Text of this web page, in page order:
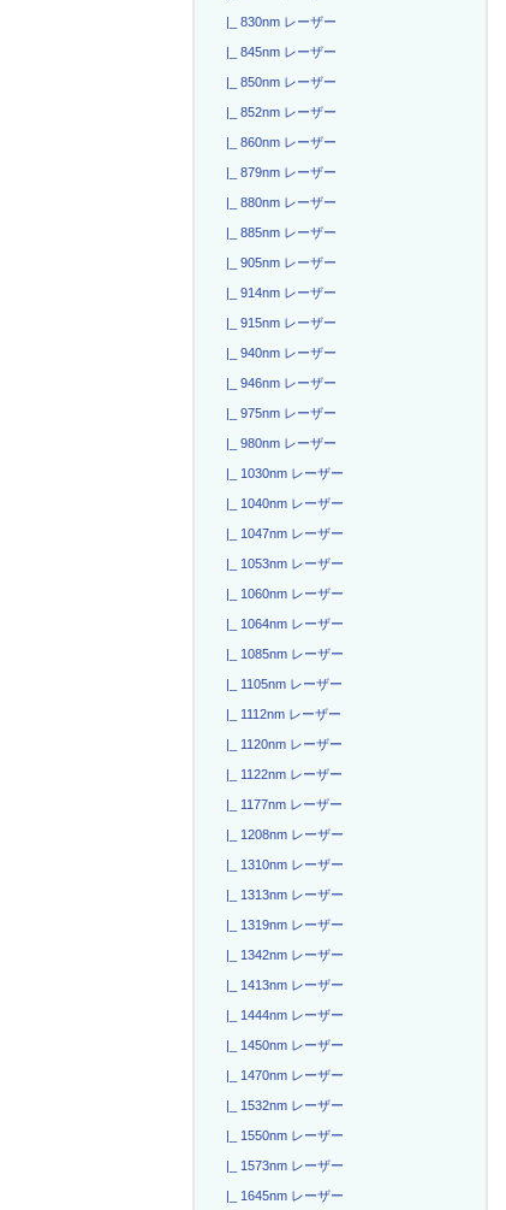
|_ 830nm レーザー
|_ 845nm レーザー
|_ 850nm レーザー
|_ 852nm レーザー
|_ 860nm レーザー
|_ 879nm レーザー
|_ 880nm レーザー
|_ 885nm レーザー
|_ 905nm レーザー
|_ 914nm レーザー
|_ 915nm レーザー
|_ 940nm レーザー
|_ 946nm レーザー
|_ 975nm レーザー
|_ 980nm レーザー
|_ 1030nm レーザー
|_ 1040nm レーザー
|_ 1047nm レーザー
|_ 1053nm レーザー
|_ 1060nm レーザー
|_ 1064nm レーザー
|_ 1085nm レーザー
|_ 1105nm レーザー
|_ 1112nm レーザー
|_ 1120nm レーザー
|_ 1122nm レーザー
|_ 1177nm レーザー
|_ 1208nm レーザー
|_ 1310nm レーザー
|_ 1313nm レーザー
|_ 1319nm レーザー
|_ 1342nm レーザー
|_ 1413nm レーザー
|_ 1444nm レーザー
|_ 1450nm レーザー
|_ 1470nm レーザー
|_ 1532nm レーザー
|_ 1550nm レーザー
|_ 1573nm レーザー
|_ 1645nm レーザー